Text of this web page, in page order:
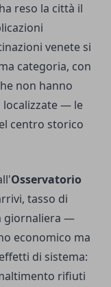
reso la città il
venete si
categoria, con
non hanno
— le
centro storico
Osservatorio
tasso di
giornaliera —
economico ma
di sistema:
rifiuti